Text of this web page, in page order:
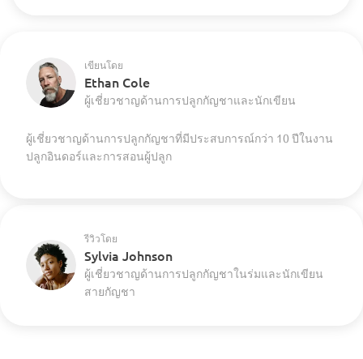
เขียนโดย
Ethan Cole
ผู้เชี่ยวชาญด้านการปลูกกัญชาและนักเขียน
ผู้เชี่ยวชาญด้านการปลูกกัญชาที่มีประสบการณ์กว่า 10 ปีในงาน
ปลูกอินดอร์และการสอนผู้ปลูก
รีวิวโดย
Sylvia Johnson
ผู้เชี่ยวชาญด้านการปลูกกัญชาในร่มและนักเขียน
สายกัญชา